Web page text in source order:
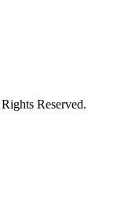
Reserved.